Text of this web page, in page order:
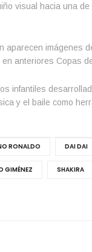
visual hacia una
aparecen imágenes
anteriores Copas
infantiles
y el baile como
RONALDO DAI DAI
GIMÉNEZ SHAKIRA